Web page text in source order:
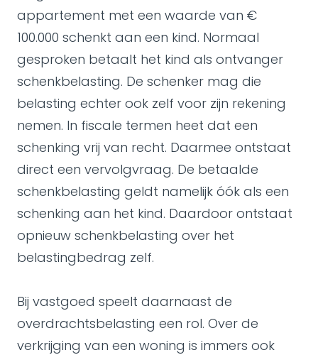
appartement met een waarde van €
100.000 schenkt aan een kind. Normaal
gesproken betaalt het kind als ontvanger
schenkbelasting. De schenker mag die
belasting echter ook zelf voor zijn rekening
nemen. In fiscale termen heet dat een
schenking vrij van recht. Daarmee ontstaat
direct een vervolgvraag. De betaalde
schenkbelasting geldt namelijk óók als een
schenking aan het kind. Daardoor ontstaat
opnieuw schenkbelasting over het
belastingbedrag zelf.
Bij vastgoed speelt daarnaast de
overdrachtsbelasting een rol. Over de
verkrijging van een woning is immers ook